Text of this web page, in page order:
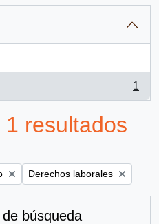
1
resultados
filter:Remove filter:
Derechos laborales
búsqueda